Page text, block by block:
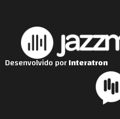
Desenvolvido porInteratron